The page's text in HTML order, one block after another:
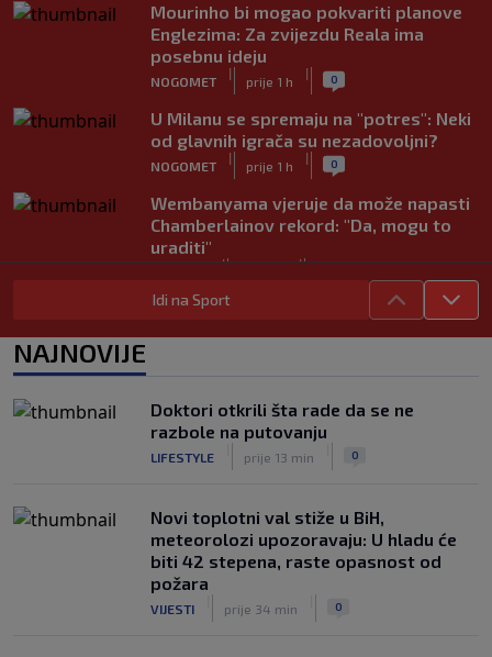
Mourinho bi mogao pokvariti planove
Englezima: Za zvijezdu Reala ima
posebnu ideju
NOGOMET
|
prije 1 h
| 0
U Milanu se spremaju na "potres": Neki
od glavnih igrača su nezadovoljni?
NOGOMET
|
prije 1 h
| 0
Wembanyama vjeruje da može napasti
Chamberlainov rekord: "Da, mogu to
uraditi"
| |
Nakon burnog razvoda od Hakimija
Enes Kanter "tjera" svoje: Poslao
zvaničnu prijavu za WNBA draft
KOŠARKA prije 3 h
|
Idi na Sport
NAJNOVIJE
Doktori otkrili šta rade da se ne
razbole na putovanju
LIFESTYLE prije 13 min 0
Novi toplotni val stiže u BiH,
meteorolozi upozoravaju: U hladu će
biti 42 stepena, raste opasnost od
požara
VIJESTI prije 34 min 0